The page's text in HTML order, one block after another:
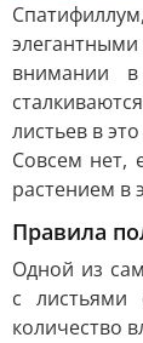
внимании
листьев в
Совсем нет,
растением в
Правила
Одной из
с листьями
количество